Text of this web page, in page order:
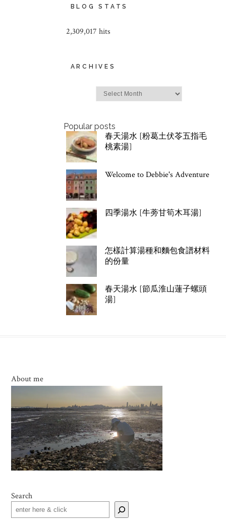
BLOG STATS
2,309,017 hits
ARCHIVES
Popular posts
春天湯水 [粉葛土伏苓五指毛
桃素湯]
Welcome to Debbie's Adventure
四季湯水 [牛蒡甘筍木耳湯]
怎樣計算湯種和麵包食譜材料
的份量
春天湯水 [節瓜淮山蓮子螺頭
湯]
About me
Search